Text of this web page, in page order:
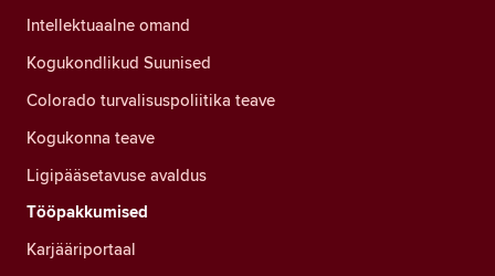
Intellektuaalne omand
Kogukondlikud Suunised
Colorado turvalisuspoliitika teave
Kogukonna teave
Ligipääsetavuse avaldus
Tööpakkumised
Karjääriportaal